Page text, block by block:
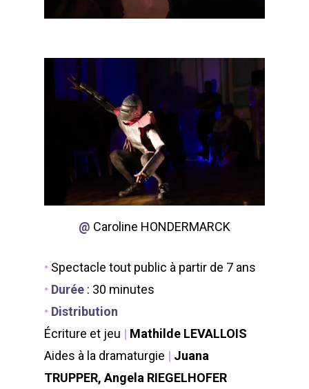
@ Caroline HONDERMARCK
• Spectacle tout public à partir de 7 ans
• Durée : 30 minutes
• Distribution
Écriture et jeu | Mathilde LEVALLOIS
Aides à la dramaturgie | Juana
TRUPPER, Angela RIEGELHOFER